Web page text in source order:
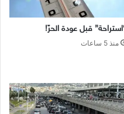
قبل عودة الحرّ!
منذ 5 ساعات